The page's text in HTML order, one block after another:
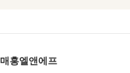
매홍엘앤에프